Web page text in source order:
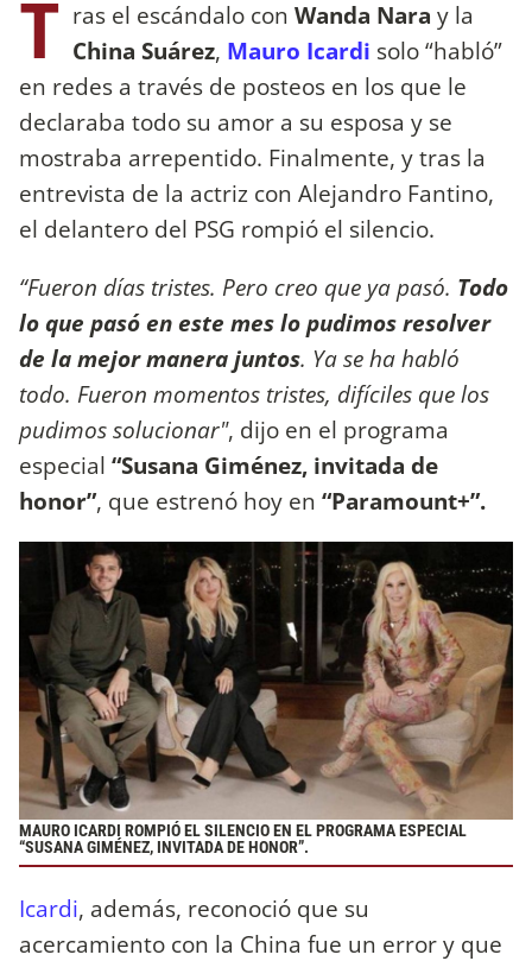
T ras el escándalo con Wanda Nara y la
China Suárez, Mauro Icardi solo “habló”
en redes a través de posteos en los que le
declaraba todo su amor a su esposa y se
mostraba arrepentido. Finalmente, y tras la
entrevista de la actriz con Alejandro Fantino,
el delantero del PSG rompió el silencio.
“Fueron días tristes. Pero creo que ya pasó. Todo
lo que pasó en este mes lo pudimos resolver
de la mejor manera juntos. Ya se ha habló
todo. Fueron momentos tristes, difíciles que los
pudimos solucionar", dijo en el programa
especial “Susana Giménez, invitada de
honor”, que estrenó hoy en “Paramount+”.
MAURO ICARDI ROMPIÓ EL SILENCIO EN EL PROGRAMA ESPECIAL
“SUSANA GIMÉNEZ, INVITADA DE HONOR”.
Icardi, además, reconoció que su
acercamiento con la China fue un error y que